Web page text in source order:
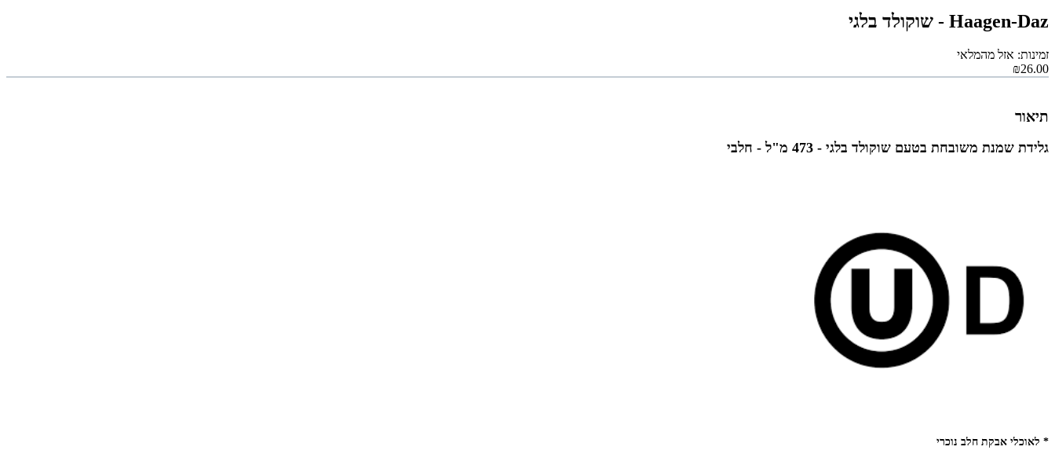
Haagen-Daz - שוקולד בלגי
זמינות: אזל מהמלאי
₪26.00
תיאור
גלידת שמנת משובחת בטעם שוקולד בלגי - 473 מ"ל - חלבי
* לאוכלי אבקת חלב נוכרי